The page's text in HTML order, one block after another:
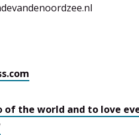
of the world and to love